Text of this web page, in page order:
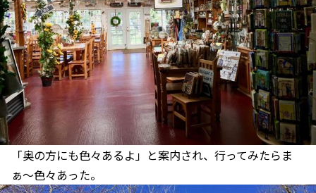
「奥の方にも色々あるよ」と案内され、行ってみたらま
ぁ〜色々あった。